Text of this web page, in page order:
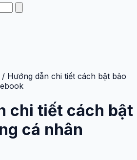
/ Hướng dẫn chi tiết cách bật bảo
chi tiết cách bật
cá nhân